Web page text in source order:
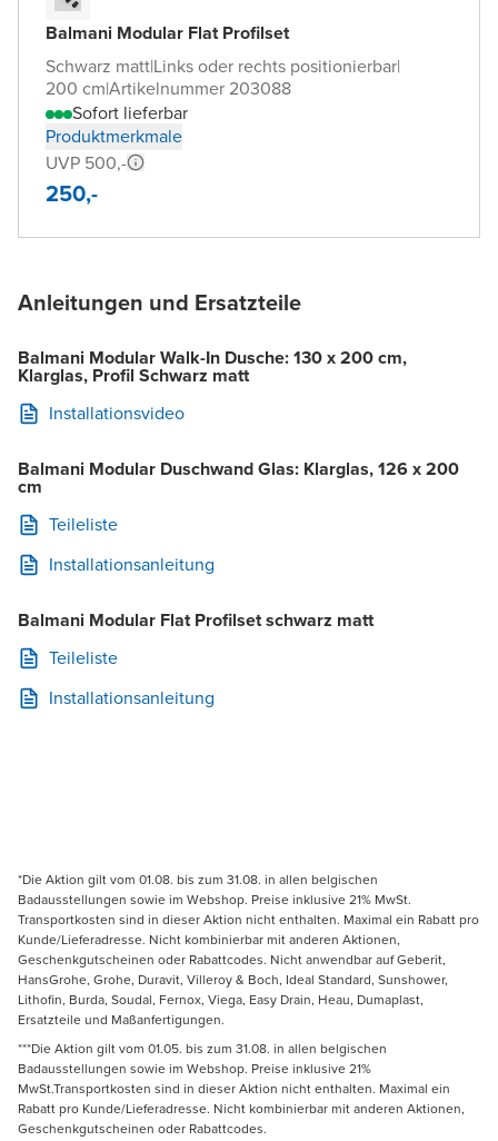
Balmani Modular Flat Profilset
Schwarz matt|Links oder rechts positionierbar|
200 cm|Artikelnummer 203088
Sofort lieferbar
Produktmerkmale
UVP 500,-
250,-
Anleitungen und Ersatzteile
Balmani Modular Walk-In Dusche: 130 x 200 cm,
Klarglas, Profil Schwarz matt
Installationsvideo
Balmani Modular Duschwand Glas: Klarglas, 126 x 200
cm
Teileliste
Installationsanleitung
Balmani Modular Flat Profilset schwarz matt
Teileliste
Installationsanleitung
*Die Aktion gilt vom 01.08. bis zum 31.08. in allen belgischen
Badausstellungen sowie im Webshop. Preise inklusive 21% MwSt.
Transportkosten sind in dieser Aktion nicht enthalten. Maximal ein Rabatt pro
Kunde/Lieferadresse. Nicht kombinierbar mit anderen Aktionen,
Geschenkgutscheinen oder Rabattcodes. Nicht anwendbar auf Geberit,
HansGrohe, Grohe, Duravit, Villeroy & Boch, Ideal Standard, Sunshower,
Lithofin, Burda, Soudal, Fernox, Viega, Easy Drain, Heau, Dumaplast,
Ersatzteile und Maßanfertigungen.
***Die Aktion gilt vom 01.05. bis zum 31.08. in allen belgischen
Badausstellungen sowie im Webshop. Preise inklusive 21%
MwSt.Transportkosten sind in dieser Aktion nicht enthalten. Maximal ein
Rabatt pro Kunde/Lieferadresse. Nicht kombinierbar mit anderen Aktionen,
Geschenkgutscheinen oder Rabattcodes.